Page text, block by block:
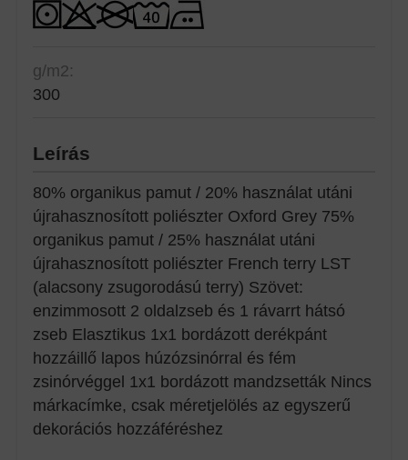
g/m2:
300
Leírás
80% organikus pamut / 20% használat utáni
újrahasznosított poliészter Oxford Grey 75%
organikus pamut / 25% használat utáni
újrahasznosított poliészter French terry LST
(alacsony zsugorodású terry) Szövet:
enzimmosott 2 oldalzseb és 1 rávarrt hátsó
zseb Elasztikus 1x1 bordázott derékpánt
hozzáillő lapos húzózsinórral és fém
zsinórvéggel 1x1 bordázott mandzsetták Nincs
márkacímke, csak méretjelölés az egyszerű
dekorációs hozzáféréshez